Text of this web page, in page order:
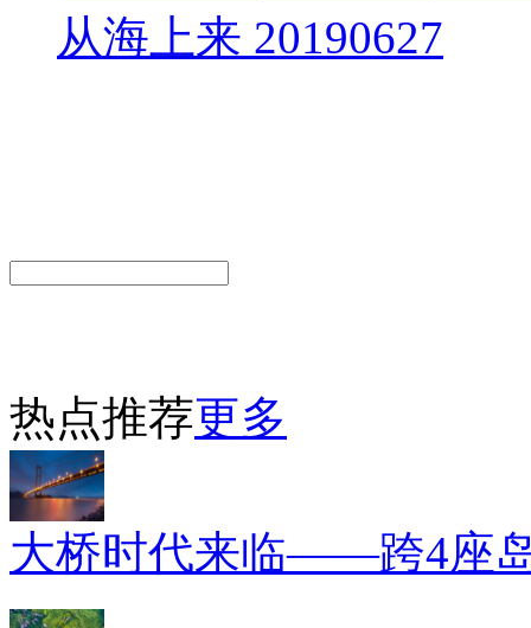
从海上来 20190627
热点推荐更多
大桥时代来临——跨4座